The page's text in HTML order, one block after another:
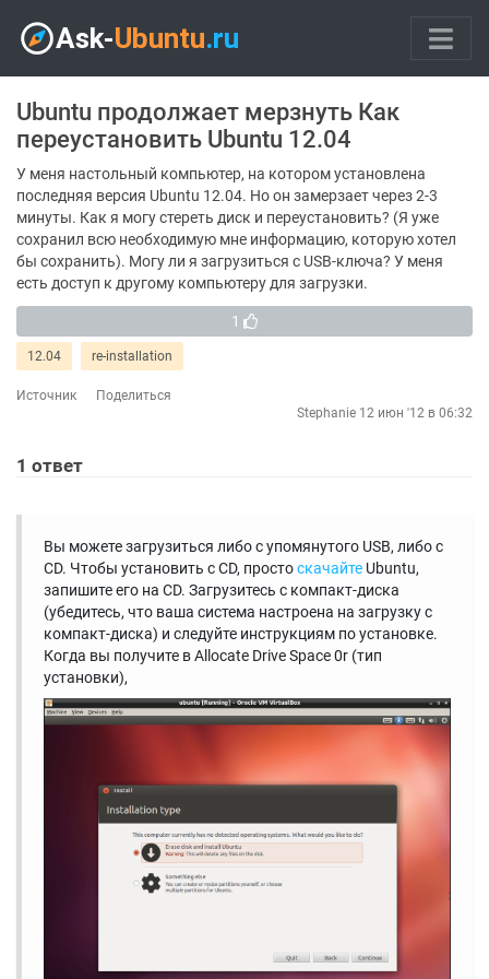
Ubuntu продолжает мерзнуть Как
переустановить Ubuntu 12.04
У меня настольный компьютер, на котором установлена ​​
последняя версия Ubuntu 12.04. Но он замерзает через 2-3
минуты. Как я могу стереть диск и переустановить? (Я уже
сохранил всю необходимую мне информацию, которую хотел
бы сохранить). Могу ли я загрузиться с USB-ключа? У меня
есть доступ к другому компьютеру для загрузки.
1
12.04 re-installation
Источник
Поделиться
Stephanie 12 июн '12 в 06:32
1 ответ
Вы можете загрузиться либо с упомянутого USB, либо с
CD. Чтобы установить с CD, простоскачайте Ubuntu,
запишите его на CD. Загрузитесь с компакт-диска
(убедитесь, что ваша система настроена на загрузку с
компакт-диска) и следуйте инструкциям по установке.
Когда вы получите в Allocate Drive Space 0r (тип
установки),